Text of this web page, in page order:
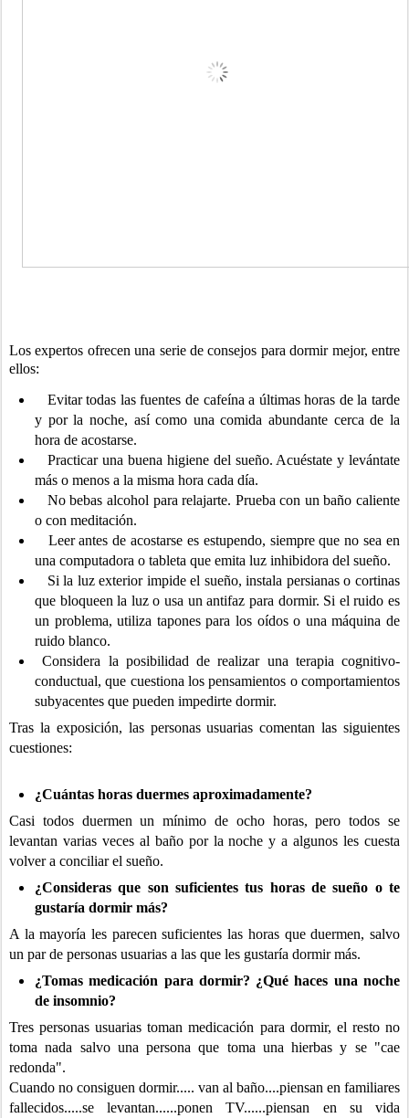
Los expertos ofrecen una serie de consejos para dormir mejor, entre
ellos:
Evitar todas las fuentes de cafeína a últimas horas de la tarde
y por la noche, así como una comida abundante cerca de la
hora de acostarse.
Practicar una buena higiene del sueño. Acuéstate y levántate
más o menos a la misma hora cada día.
No bebas alcohol para relajarte. Prueba con un baño caliente
o con meditación.
Leer antes de acostarse es estupendo, siempre que no sea en
una computadora o tableta que emita luz inhibidora del sueño.
Si la luz exterior impide el sueño, instala persianas o cortinas
que bloqueen la luz o usa un antifaz para dormir. Si el ruido es
un problema, utiliza tapones para los oídos o una máquina de
ruido blanco.
Considera la posibilidad de realizar una terapia cognitivo-
conductual, que cuestiona los pensamientos o comportamientos
subyacentes que pueden impedirte dormir.
Tras la exposición, las personas usuarias comentan las siguientes
cuestiones:
¿Cuántas horas duermes aproximadamente?
Casi todos duermen un mínimo de ocho horas, pero todos se
levantan varias veces al baño por la noche y a algunos les cuesta
volver a conciliar el sueño.
¿Consideras que son suficientes tus horas de sueño o te
gustaría dormir más?
A la mayoría les parecen suficientes las horas que duermen, salvo
un par de personas usuarias a las que les gustaría dormir más.
¿Tomas medicación para dormir? ¿Qué haces una noche
de insomnio?
Tres personas usuarias toman medicación para dormir, el resto no
toma nada salvo una persona que toma una hierbas y se "cae
redonda".
Cuando no consiguen dormir..... van al baño....piensan en familiares
fallecidos.....se levantan......ponen TV......piensan en su vida